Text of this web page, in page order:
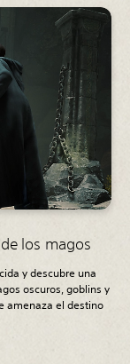
los magos
y descubre una
oscuros, goblins y
amenaza el destino